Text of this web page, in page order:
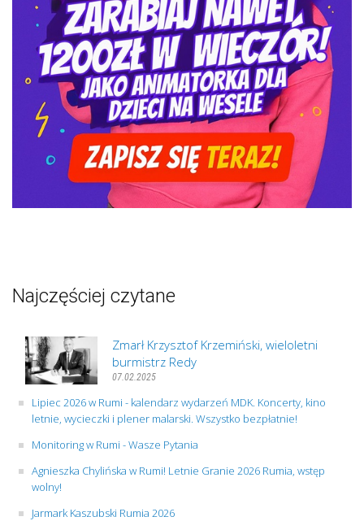
Najczęściej czytane
Zmarł Krzysztof Krzemiński, wieloletni
burmistrz Redy
07.02.2025
Lipiec 2026 w Rumi - kalendarz wydarzeń MDK. Koncerty, kino
letnie, wycieczki i plener malarski. Wszystko bezpłatnie!
Monitoring w Rumi - Wasze Pytania
Agnieszka Chylińska w Rumi! Letnie Granie 2026 Rumia, wstęp
wolny!
Jarmark Kaszubski Rumia 2026